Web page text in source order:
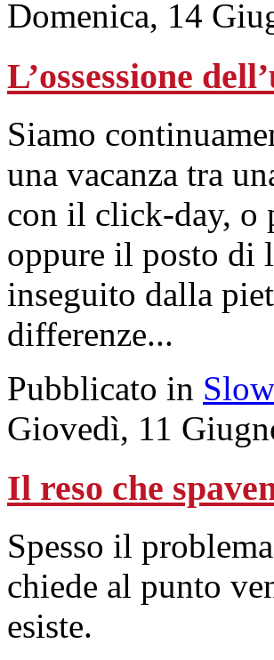
Domenica, 14
L’ossessione
Siamo
una vacanza tra
con il click-day, o
oppure il posto di
inseguito dalla
differenze...
Pubblicato in
Giovedì, 11
Il reso che
Spesso il
chiede al punto
esiste.